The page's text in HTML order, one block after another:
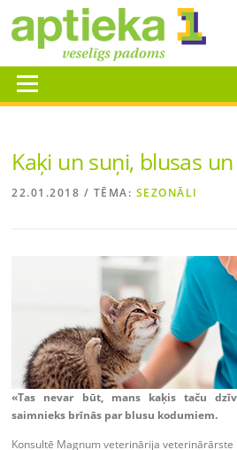
content
Menu
Kaķi un suņi, blusas
22.01.2018 / TĒMA: SEZONĀLI
«Tas nevar būt, mans kaķis taču
saimnieks brīnās par blusu kodumiem.
Konsultē Magnum veterinārija veterinārārste